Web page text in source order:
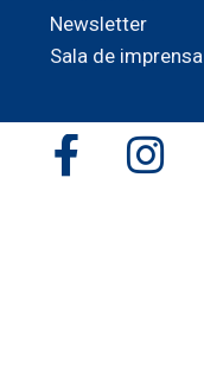
Newsletter
Sala de imprensa